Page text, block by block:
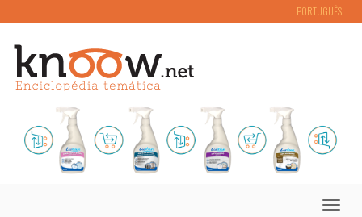
PORTUGUÊS
Toggle